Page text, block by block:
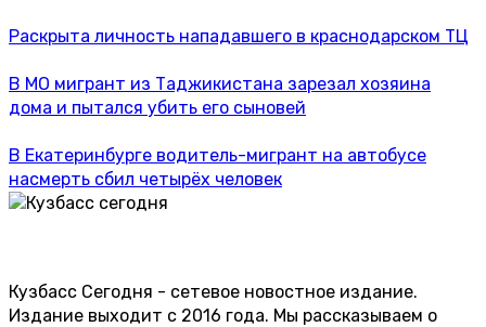
Раскрыта личность нападавшего в краснодарском ТЦ
В МО мигрант из Таджикистана зарезал хозяина
дома и пытался убить его сыновей
В Екатеринбурге водитель-мигрант на автобусе
насмерть сбил четырёх человек
Кузбасс Сегодня - сетевое новостное издание.
Издание выходит с 2016 года. Мы рассказываем о